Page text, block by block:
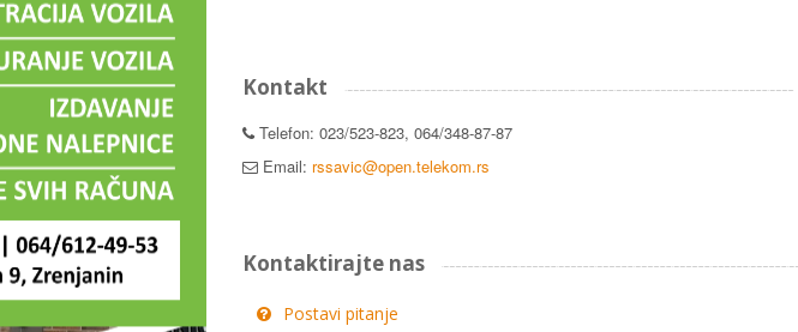
Kontakt
Telefon: 023/523-823, 064/348-87-87
Email: rssavic@open.telekom.rs
Kontaktirajte nas
Postavi pitanje